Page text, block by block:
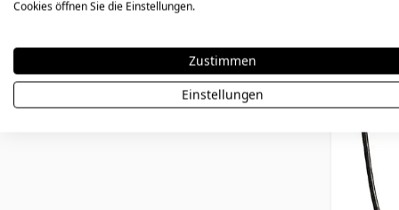
Cookies öffnen Sie die Einstellungen.
Zustimmen
Einstellungen